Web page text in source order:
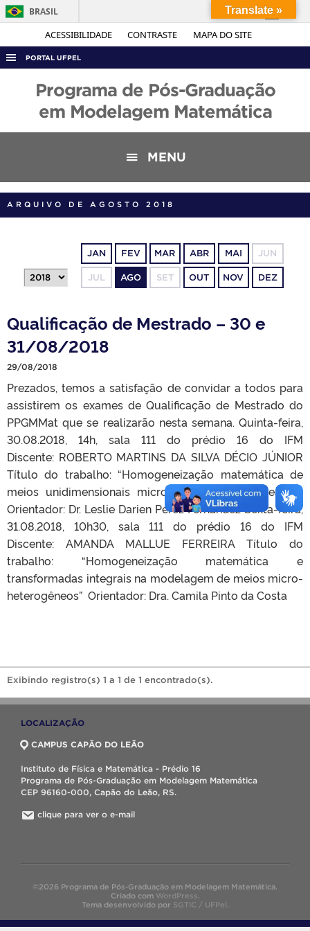
ACESSIBILIDADE CONTRASTE MAPA DO SITE
BRASIL
Simplifique!
Acesso à informação
Legislação
PORTAL UFPEL
TELEFONES
Programa de Pós-Graduação
em Modelagem Matemática
MENU
ARQUIVO DE AGOSTO 2018
JAN FEV MAR ABR MAI JUN
JUL AGO SET OUT NOV DEZ
Qualificação de Mestrado – 30 e
31/08/2018
29/08/2018
Prezados, temos a satisfação de convidar a todos para
assistirem os exames de Qualificação de Mestrado do
PPGMMat que se realizarão nesta semana. Quinta-feira,
30.08.2018, 14h, sala 111 do prédio 16 do IFM
Discente: ROBERTO MARTINS DA SILVA DÉCIO JÚNIOR
Título do trabalho: “Homogeneização matemática de
meios unidimensionais microperiódicos não lineares”
Orientador: Dr. Leslie Darien Pérez Fernández Sexta-feira,
31.08.2018, 10h30, sala 111 do prédio 16 do IFM
Discente: AMANDA MALLUE FERREIRA Título do
trabalho: “Homogeneização matemática e
transformadas integrais na modelagem de meios micro-
heterogêneos” Orientador: Dra. Camila Pinto da Costa
Exibindo registro(s) 1 a 1 de 1 encontrado(s).
LOCALIZAÇÃO
CAMPUS CAPÃO DO LEÃO
Instituto de Física e Matemática - Prédio 16
Programa de Pós-Graduação em Modelagem Matemática
CEP 96160-000, Capão do Leão, RS.
clique para ver o e-mail
©2026 Programa de Pós-Graduação em Modelagem Matemática.
Criado com WordPress.
Tema desenvolvido por SGTIC / UFPel.
Translate »